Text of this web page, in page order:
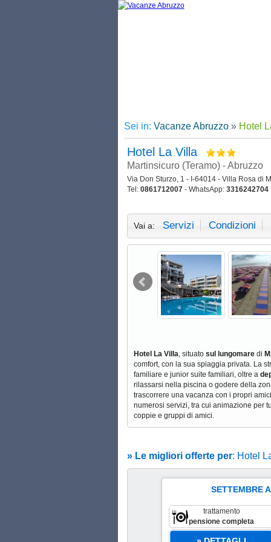
Sei in: Vacanze Abruzzo» Hotel
Hotel La Villa
Martinsicuro (Teramo) - Abruzzo
Via Don Sturzo, 1 - I-64014 - Villa Rosa di
Tel: 0861712007- WhatsApp: 3316242704
Vai a: Servizi Condizioni
Hotel La Villa, situato sul lungomaredi
comfort, con la sua spiaggia privata. La
familiare e junior suite familiari, oltre a
rilassarsi nella piscina o godere della
trascorrere una vacanza con i propri
numerosi servizi, tra cui animazione per
coppie e gruppi di amici.
» Le migliori offerte per: Hotel
SETTEMBRE
trattamento
pensione completa